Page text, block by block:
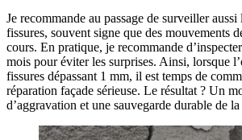
Je recommande au passage de surveiller
fissures, souvent signe que des mouvements
cours. En pratique, je recommande
mois pour éviter les surprises. Ainsi, lorsque
fissures dépassant 1 mm, il est temps de
réparation façade sérieuse. Le résultat ? Un
d’aggravation et une sauvegarde durable de